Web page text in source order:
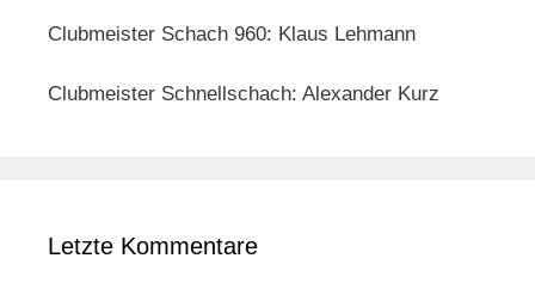
Clubmeister Schach 960: Klaus Lehmann
Clubmeister Schnellschach: Alexander Kurz
Letzte Kommentare